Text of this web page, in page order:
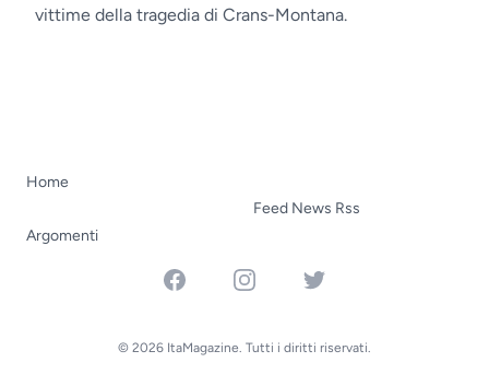
vittime della tragedia di Crans-Montana.
Home
Argomenti
Feed News Rss
FacebookInstagramTwitter
© 2026 ItaMagazine. Tutti i diritti riservati.